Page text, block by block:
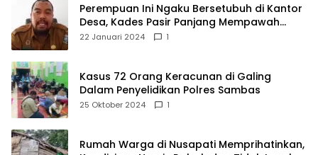
Perempuan Ini Ngaku Bersetubuh di Kantor
Desa, Kades Pasir Panjang Mempawah
Membantah: Silakan Buktikan!
22 Januari 2024 1
Kasus 72 Orang Keracunan di Galing
Dalam Penyelidikan Polres Sambas
25 Oktober 2024 1
Rumah Warga di Nusapati Memprihatinkan,